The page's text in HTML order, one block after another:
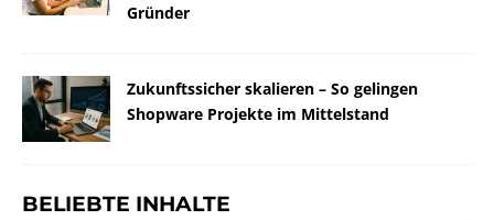
Gründer
Zukunftssicher skalieren – So gelingen
Shopware Projekte im Mittelstand
BELIEBTE INHALTE